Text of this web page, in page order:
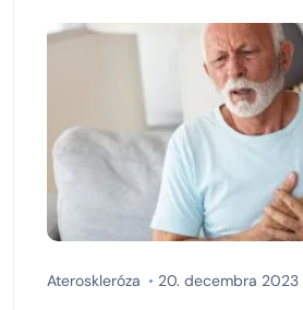
Ateroskleróza 20. decembra 2023